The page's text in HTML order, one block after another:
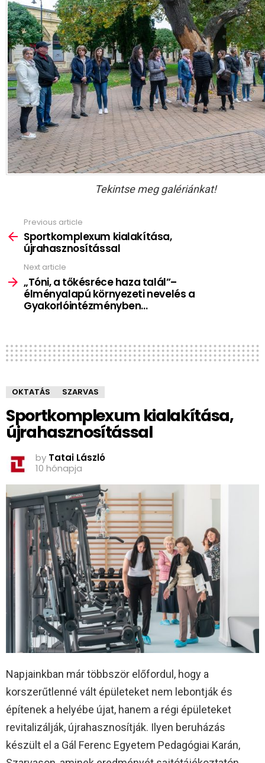
Tekintse meg galériánkat!
more
Previous article
Sportkomplexum kialakítása,
újrahasznosítással
Next article
„Tóni, a tőkésréce haza talál”–
élményalapú környezeti nevelés a
Gyakorlóintézményben…
OKTATÁS SZARVAS
Sportkomplexum kialakítása,
újrahasznosítással
by Tatai László
10 hónapja
Napjainkban már többször előfordul, hogy a
korszerűtlenné vált épületeket nem lebontják és
építenek a helyébe újat, hanem a régi épületeket
revitalizálják, újrahasznosítják. Ilyen beruházás
készült el a Gál Ferenc Egyetem Pedagógiai Karán,